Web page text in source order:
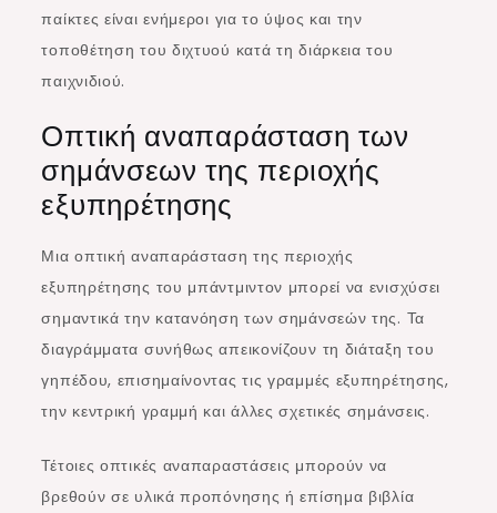
παίκτες είναι ενήμεροι για το ύψος και την
τοποθέτηση του διχτυού κατά τη διάρκεια του
παιχνιδιού.
Οπτική αναπαράσταση των
σημάνσεων της περιοχής
εξυπηρέτησης
Μια οπτική αναπαράσταση της περιοχής
εξυπηρέτησης του μπάντμιντον μπορεί να ενισχύσει
σημαντικά την κατανόηση των σημάνσεών της. Τα
διαγράμματα συνήθως απεικονίζουν τη διάταξη του
γηπέδου, επισημαίνοντας τις γραμμές εξυπηρέτησης,
την κεντρική γραμμή και άλλες σχετικές σημάνσεις.
Τέτοιες οπτικές αναπαραστάσεις μπορούν να
βρεθούν σε υλικά προπόνησης ή επίσημα βιβλία